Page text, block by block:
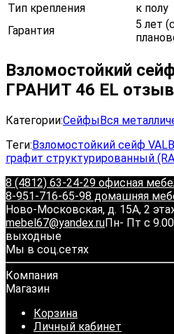
Тип крепления
к полу
Гарантия
5 лет
Взломостойкий
ГРАНИТ 46 EL
Категории:СейфыВся
Теги:Взломостойкий сейф
графит структурированный
8 (4812) 63-24-29 офисная
8-951-716-65-98 домашняя
Ново-Московская, д. 15А, 2
mebel67@yandex.ruПн- Пт с
выходные
Мы в соц.сетях
Компания
Магазин
Корзина
Личный кабинет